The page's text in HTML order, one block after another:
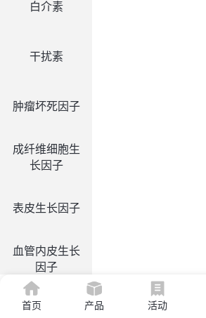
白介素
干扰素
肿瘤坏死因子
成纤维细胞生
长因子
表皮生长因子
血管内皮生长
因子
集落刺激因子
首页 产品 活动